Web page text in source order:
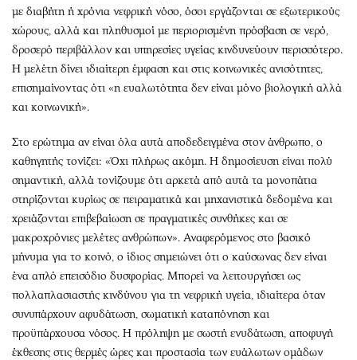
με διαβήτη ή χρόνια νεφρική νόσο, όσοι εργάζονται σε εξωτερικούς
χώρους, αλλά και πληθυσμοί με περιορισμένη πρόσβαση σε νερό,
δροσερό περιβάλλον και υπηρεσίες υγείας κινδυνεύουν περισσότερο.
Η μελέτη δίνει ιδιαίτερη έμφαση και στις κοινωνικές ανισότητες,
επισημαίνοντας ότι «η ευαλωτότητα δεν είναι μόνο βιολογική αλλά
και κοινωνική».
Στο ερώτημα αν είναι όλα αυτά αποδεδειγμένα στον άνθρωπο, ο
καθηγητής τονίζει: «Όχι πλήρως ακόμη. Η δημοσίευση είναι πολύ
σημαντική, αλλά τονίζουμε ότι αρκετά από αυτά τα μονοπάτια
στηρίζονται κυρίως σε πειραματικά και μηχανιστικά δεδομένα και
χρειάζονται επιβεβαίωση σε πραγματικές συνθήκες και σε
μακροχρόνιες μελέτες ανθρώπων». Αναφερόμενος στο βασικό
μήνυμα για το κοινό, ο ίδιος σημειώνει ότι ο καύσωνας δεν είναι
ένα απλό επεισόδιο δυσφορίας. Μπορεί να λειτουργήσει ως
πολλαπλασιαστής κινδύνου για τη νεφρική υγεία, ιδιαίτερα όταν
συνυπάρχουν αφυδάτωση, σωματική καταπόνηση και
προϋπάρχουσα νόσος. Η πρόληψη με σωστή ενυδάτωση, αποφυγή
έκθεσης στις θερμές ώρες και προστασία των ευάλωτων ομάδων